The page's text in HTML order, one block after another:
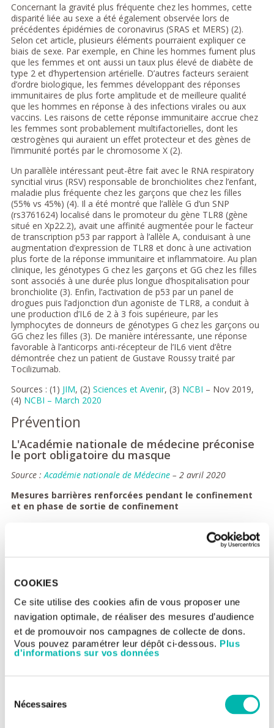
COOKIES
Ce site utilise des cookies afin de vous proposer une
navigation optimale, de réaliser des mesures d’audience
et de promouvoir nos campagnes de collecte de dons.
Vous pouvez paramétrer leur dépôt ci-dessous. Plus
d'informations sur vos données
Nécessaires
Concernant la gravité plus fréquente chez les hommes, cette
disparité liée au sexe a été également observée lors de
précédentes épidémies de coronavirus (SRAS et MERS) (2).
Selon cet article, plusieurs éléments pourraient expliquer ce
biais de sexe. Par exemple, en Chine les hommes fument plus
que les femmes et ont aussi un taux plus élevé de diabète de
type 2 et d’hypertension artérielle. D’autres facteurs seraient
d’ordre biologique, les femmes développant des réponses
immunitaires de plus forte amplitude et de meilleure qualité
que les hommes en réponse à des infections virales ou aux
vaccins. Les raisons de cette réponse immunitaire accrue chez
les femmes sont probablement multifactorielles, dont les
œstrogènes qui auraient un effet protecteur et des gènes de
l’immunité portés par le chromosome X (2).
Un parallèle intéressant peut-être fait avec le RNA respiratory
syncitial virus (RSV) responsable de bronchiolites chez l’enfant,
maladie plus fréquente chez les garçons que chez les filles
(55% vs 45%) (4). Il a été montré que l’allèle G d’un SNP
(rs3761624) localisé dans le promoteur du gène TLR8 (gène
situé en Xp22.2), avait une affinité augmentée pour le facteur
de transcription p53 par rapport à l’allèle A, conduisant à une
augmentation d’expression de TLR8 et donc à une activation
plus forte de la réponse immunitaire et inflammatoire. Au plan
clinique, les génotypes G chez les garçons et GG chez les filles
sont associés à une durée plus longue d’hospitalisation pour
bronchiolite (3). Enfin, l’activation de p53 par un panel de
drogues puis l’adjonction d’un agoniste de TLR8, a conduit à
une production d’IL6 de 2 à 3 fois supérieure, par les
lymphocytes de donneurs de génotypes G chez les garçons ou
GG chez les filles (3). De manière intéressante, une réponse
favorable à l’anticorps anti-récepteur de l’IL6 vient d’être
démontrée chez un patient de Gustave Roussy traité par
Tocilizumab.
Sources : (1) JIM, (2) Sciences et Avenir, (3) NCBI – Nov 2019,
(4) NCBI – March 2020
Prévention
L'Académie nationale de médecine préconise
le port obligatoire du masque
Source : Académie nationale de Médecine– 2 avril 2020
Mesures barrières renforcées pendant le confinement
et en phase de sortie de confinement
fois une mesure de prévention et un acte de civisme en
situation d’épidémie de virus à tropisme respiratoire. Cette
de portage asymptomatique excrètent le virus et entretiennent
masque par la population constituerait une addition logique aux
mesures barrières. L’Académie recommande : que le port d’un
masque « grand public », aussi dit « alternatif », soit rendu
obligatoire pour les sorties nécessaires en période de
confinement ; que la levée du confinement s’accompagne d’un
maintien des mesures barrières jusqu’à l’absence de nouveau
Pierre Paperon